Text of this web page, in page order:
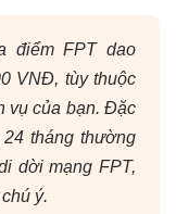
điểm FPT dao
VNĐ, tùy thuộc
vụ của bạn. Đặc
tháng thường
dời mạng FPT,
ý.